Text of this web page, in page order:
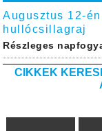
Augusztus 12-
hullócsillagraj
Részleges
CIKKEK